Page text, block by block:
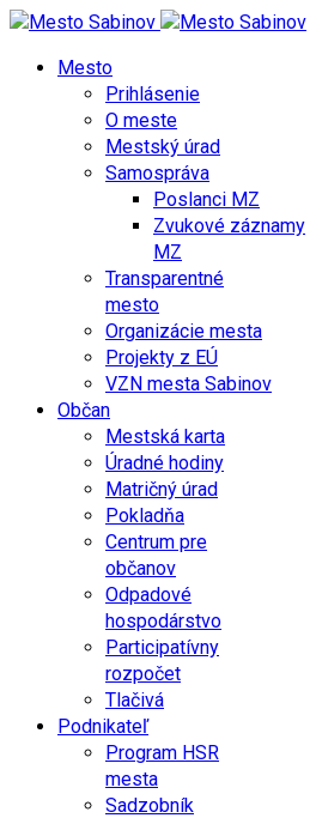
Mesto
Prihlásenie
O meste
Mestský úrad
Samospráva
Poslanci MZ
Zvukové záznamy
MZ
Transparentné
mesto
Organizácie mesta
Projekty z EÚ
VZN mesta Sabinov
Občan
Mestská karta
Úradné hodiny
Matričný úrad
Pokladňa
Centrum pre
občanov
Odpadové
hospodárstvo
Participatívny
rozpočet
Tlačivá
Podnikateľ
Program HSR
mesta
Sadzobník